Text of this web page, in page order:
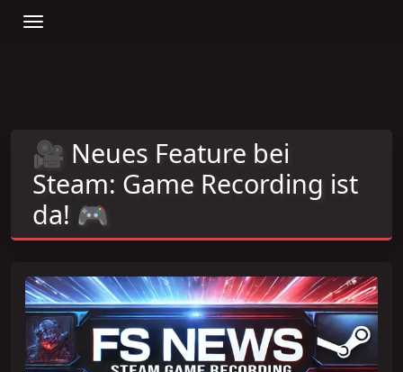
🎥 Neues Feature bei
Steam: Game Recording ist
da! 🎮